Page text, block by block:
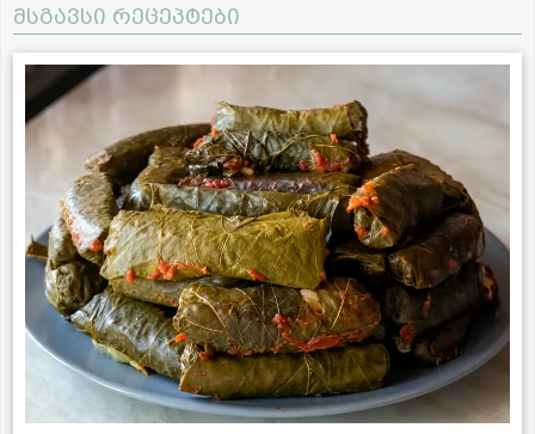
მსგავსი რეცეპტები